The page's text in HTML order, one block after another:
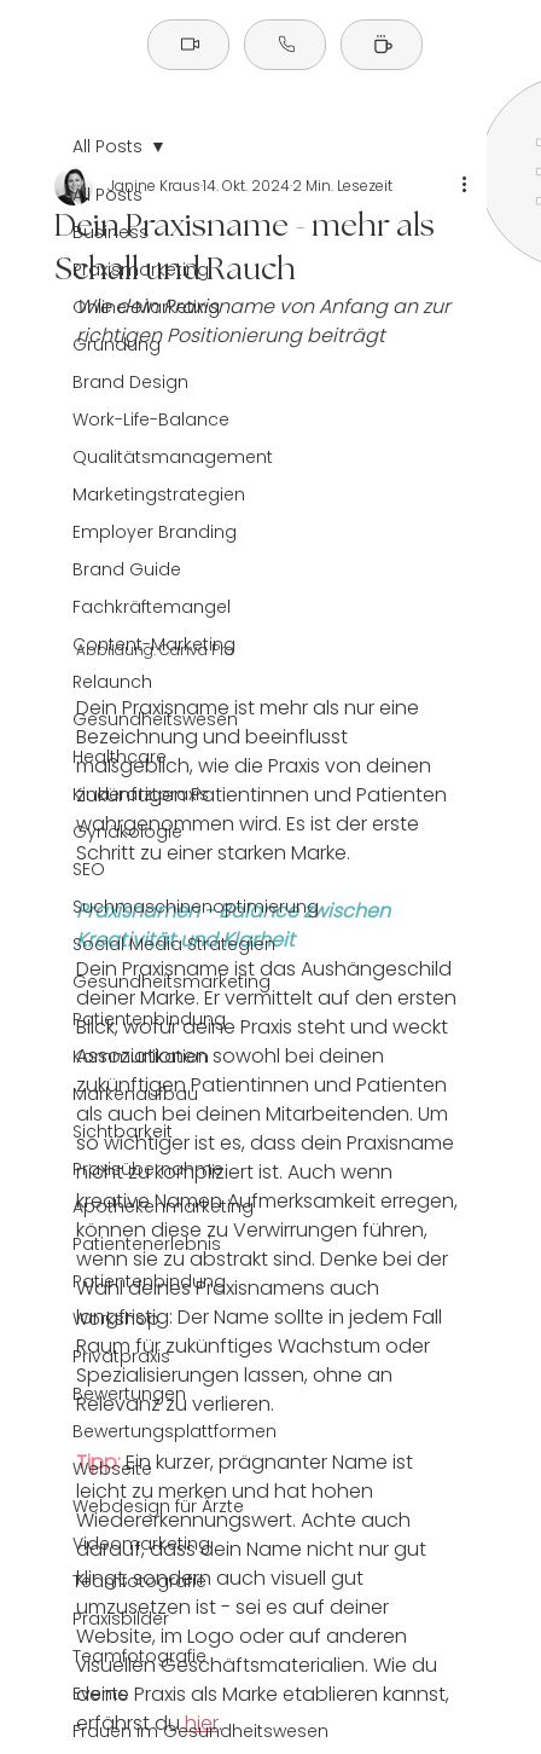
All Posts
Business
Praxismarketing
Online-Marketing
Gründung
Brand Design
Work-Life-Balance
Qualitätsmanagement
Marketingstrategien
Employer Branding
Brand Guide
Fachkräftemangel
Content-Marketing
Relaunch
Gesundheitswesen
Healthcare
Kinderarztpraxis
Gynäkologie
SEO
Suchmaschinenoptimierung
Social Media Strategien
Gesundheitsmarketing
Patientenbindung
Kommunikation
Markenaufbau
Sichtbarkeit
Praxisübernahme
Apothekenmarketing
Patientenerlebnis
Patientenbindung
Workshop
Privatpraxis
Bewertungen
Bewertungsplattformen
Webseite
Webdesign für Ärzte
Videomarketing
Teamfotografie
Praxisbilder
Teamfotografie
Events
Frauen im Gesundheitswesen
All Posts
Dein Praxisname - mehr als
Schall und Rauch
Janine Kraus14. Okt. 20242 Min. Lesezeit
Wie dein Praxisname von Anfang an zur
richtigen Positionierung beiträgt
Abbildung: Canva Pro
Dein Praxisname ist mehr als nur eine
Bezeichnung und beeinflusst
maßgeblich, wie die Praxis von deinen
zukünftigen Patientinnen und Patienten
wahrgenommen wird. Es ist der erste
Schritt zu einer starken Marke.
Praxisnamen - Balance zwischen
Kreativität und Klarheit
Dein Praxisname ist das Aushängeschild
deiner Marke. Er vermittelt auf den ersten
Blick, wofür deine Praxis steht und weckt
Assoziationen sowohl bei deinen
zukünftigen Patientinnen und Patienten
als auch bei deinen Mitarbeitenden. Um
so wichtiger ist es, dass dein Praxisname
nicht zu kompliziert ist. Auch wenn
kreative Namen Aufmerksamkeit erregen,
können diese zu Verwirrungen führen,
wenn sie zu abstrakt sind. Denke bei der
Wahl deines Praxisnamens auch
langfristig: Der Name sollte in jedem Fall
Raum für zukünftiges Wachstum oder
Spezialisierungen lassen, ohne an
Relevanz zu verlieren.
Tipp: Ein kurzer, prägnanter Name ist
leicht zu merken und hat hohen
Wiedererkennungswert. Achte auch
darauf, dass dein Name nicht nur gut
klingt, sondern auch visuell gut
umzusetzen ist - sei es auf deiner
Website, im Logo oder auf anderen
visuellen Geschäftsmaterialien. Wie du
deine Praxis als Marke etablieren kannst,
erfährst du hier.